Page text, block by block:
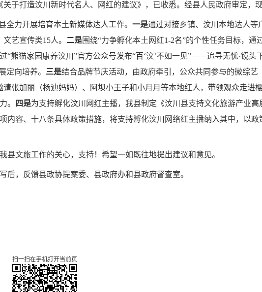
于打造汶川新时代名人、网红的建议》，已收悉。经县人民政府审定，
全力开展培育本土新媒体达人工作。 一是通过对接乡镇、汶川本地达人等
艺宣传类15人。 二是围绕“力争孵化本土网红1-2名”的个性任务目标，通
熊猫家园康养汶川”官方公众号发布“百‘汶’不如一见”——追寻无忧·镜头
定向培养。 三是结合品牌节庆活动，由政府牵引，公众共同参与的微综艺
张加丽（杨迪妈妈）、阿坝小王子和小月月等本地红人，带领观众走进
。
四是为支持孵化汶川网红主播，我县制定《汶川县支持文化旅游产业高
内容、十八条具体政策措施，将支持孵化汶川网络红主播纳入其中，以政
文旅工作的关心，支持！希望一如既往地提出建议和意见。
，反馈县政协提案委、县政府办和县政府督查室。
扫一扫在手机打开当前页